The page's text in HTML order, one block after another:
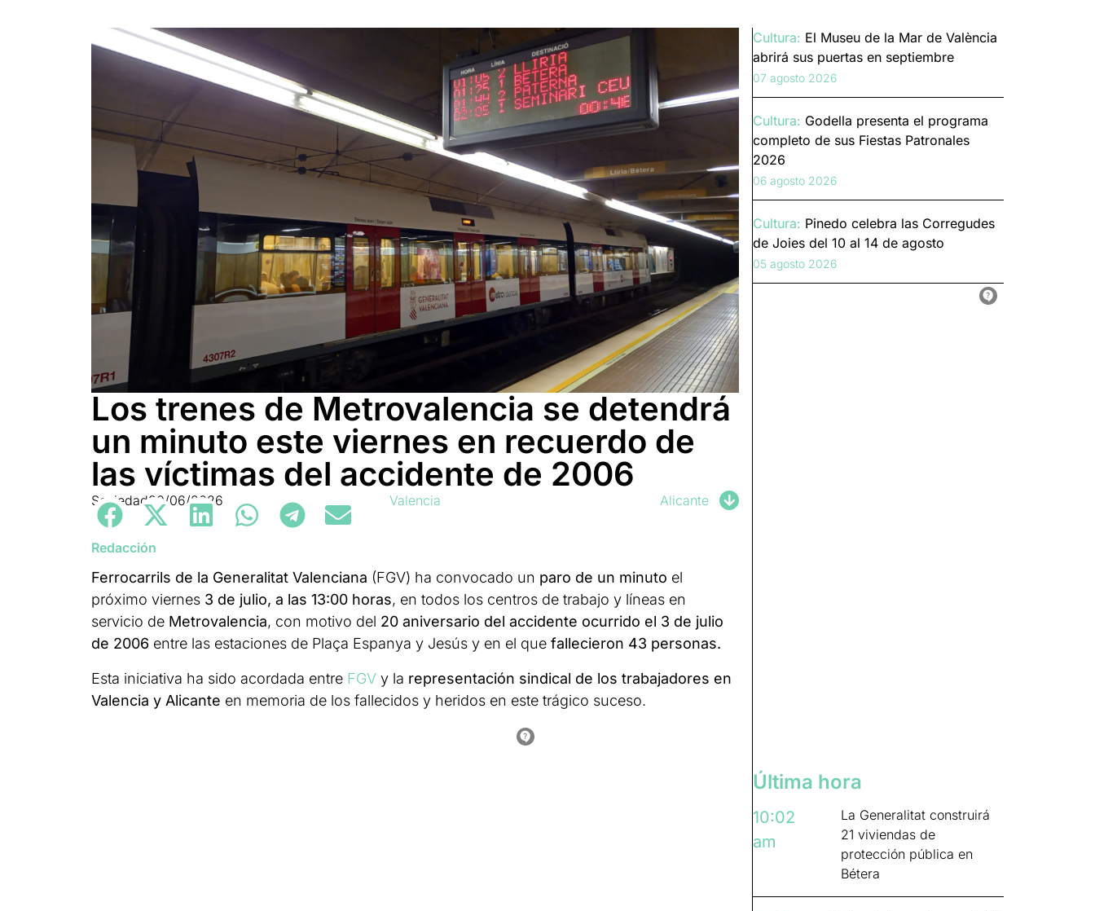
Los trenes de Metrovalencia se detendrá
un minuto este viernes en recuerdo de
las víctimas del accidente de 2006
Sociedad30/06/2026 Valencia Alicante
Redacción
Ferrocarrils de la Generalitat Valenciana (FGV) ha convocado un paro de un minuto el
próximo viernes 3 de julio, a las 13:00 horas, en todos los centros de trabajo y líneas en
servicio de Metrovalencia, con motivo del 20 aniversario del accidente ocurrido el 3 de julio
de 2006 entre las estaciones de Plaça Espanya y Jesús y en el que fallecieron 43 personas.
Esta iniciativa ha sido acordada entre FGV y la representación sindical de los trabajadores en
Valencia y Alicante en memoria de los fallecidos y heridos en este trágico suceso.
Cultura: El Museu de la Mar de València
abrirá sus puertas en septiembre
07 agosto 2026
Cultura: Godella presenta el programa
completo de sus Fiestas Patronales
2026
06 agosto 2026
Cultura: Pinedo celebra las Corregudes
de Joies del 10 al 14 de agosto
05 agosto 2026
Última hora
10:02
am
La Generalitat construirá
21 viviendas de
protección pública en
Bétera